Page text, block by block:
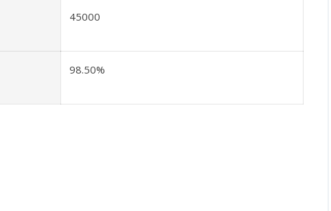
45000
98.50%